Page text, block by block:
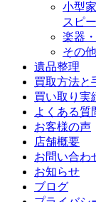
小型
スピ
楽器
その他
遺品整理
買取方法と
買い取り実
よくある質
お客様の声
店舗概要
お問い合わ
お知らせ
ブログ